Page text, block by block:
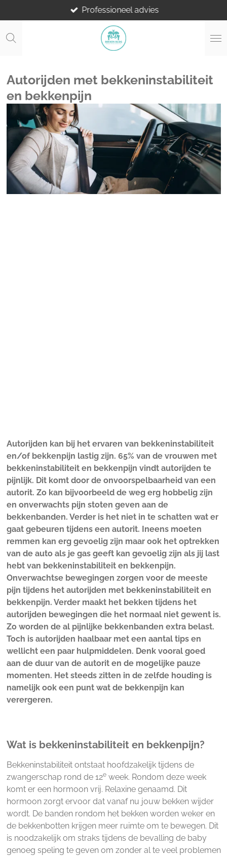
direct
naar
Professioneel advies
Autorijden met bekkeninstabiliteit
en bekkenpijn
Autorijden kan bij het ervaren van bekkeninstabiliteit
en/of bekkenpijn lastig zijn. 65% van de vrouwen met
bekkeninstabiliteit en bekkenpijn vindt autorijden te
pijnlijk. Dit komt door de onvoorspelbaarheid van een
autorit. Zo kan bijvoorbeeld de weg erg hobbelig zijn
en onverwachts pijn stoten geven aan de
bekkenbanden. Verder is het niet in te schatten wat er
gaat gebeuren tijdens een autorit. Ineens moeten
remmen kan erg gevoelig zijn maar ook het optrekken
van de auto als je gas geeft kan gevoelig zijn als jij last
hebt van bekkeninstabiliteit en bekkenpijn.
Onverwachtse bewegingen zorgen voor de meeste
pijn tijdens het autorijden met bekkeninstabiliteit en
bekkenpijn. Verder maakt het bekken tijdens het
autorijden bewegingen die het normaal niet gewent is.
Zo worden de al pijnlijke bekkenbanden extra belast.
Toch is autorijden haalbaar met een aantal tips en
wellicht een paar hulpmiddelen. Denk vooral goed
aan de duur van de autorit en de mogelijke pauze
momenten. Het steeds zitten in de zelfde houding is
namelijk ook een punt wat de bekkenpijn kan
verergeren.
Wat is bekkeninstabiliteit en bekkenpijn?
Bekkeninstabiliteit ontstaat hoofdzakelijk tijdens de
zwangerschap rond de 12eweek. Rondom deze week
komt er een hormoon vrij. Relaxine genaamd. Dit
hormoon zorgt ervoor dat vanaf nu jouw bekken wijder
wordt. De banden rondom het bekken worden weker en
de bekkenbotten krijgen meer ruimte om te bewegen. Dit
is noodzakelijk om straks tijdens de bevalling de baby
genoeg speling te geven om zonder al te veel problemen